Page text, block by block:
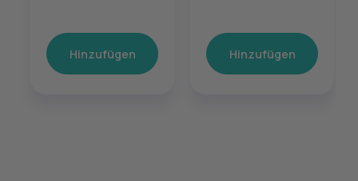
Hinzufügen Hinzufügen